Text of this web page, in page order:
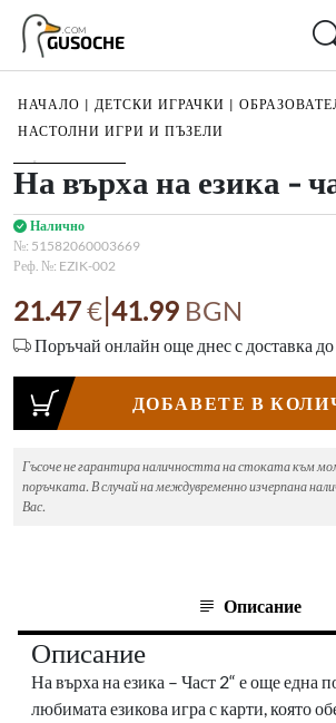
GUSOCHE
.COM
НАЧАЛО | ДЕТСКИ ИГРАЧКИ |
НАСТОЛНИ ИГРИ И ПЪЗЕЛИ
1/5
На върха на езика -
Налично
№: 51582060003669
Реф. №: EZIK-002
21.47€|41.99 BGN
Поръчай онлайн още днес с доставка до
ДОБАВЕТЕ В
Гъсоче не гарантира наличността на стоката към
поръчката. В случай на междувременно изчерпана
Вас.
Описание
Описание
На върха на езика – Част 2“ е още една
любимата езикова игра с карти, която